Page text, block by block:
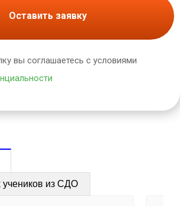
Оставить заявку
вы соглашаетесь с условиями
из СДО